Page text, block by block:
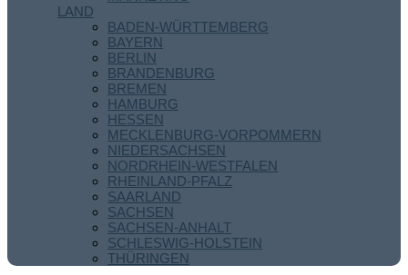
LAND
BADEN-WÜRTTEMBERG
BAYERN
BERLIN
BRANDENBURG
BREMEN
HAMBURG
HESSEN
MECKLENBURG-VORPOMMERN
NIEDERSACHSEN
NORDRHEIN-WESTFALEN
RHEINLAND-PFALZ
SAARLAND
SACHSEN
SACHSEN-ANHALT
SCHLESWIG-HOLSTEIN
THÜRINGEN